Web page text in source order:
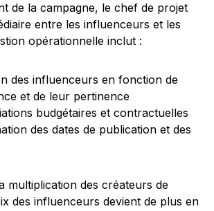
de la campagne, le chef de projet
entre les influenceurs et les
opérationnelle inclut :
des influenceurs en fonction de
et de leur pertinence
budgétaires et contractuelles
des dates de publication et des
multiplication des créateurs de
des influenceurs devient de plus en